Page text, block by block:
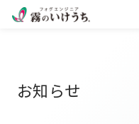
お知らせ